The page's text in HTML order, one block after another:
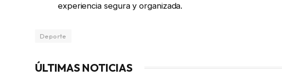
experiencia segura y organizada.
Deporte
ÚLTIMAS NOTICIAS